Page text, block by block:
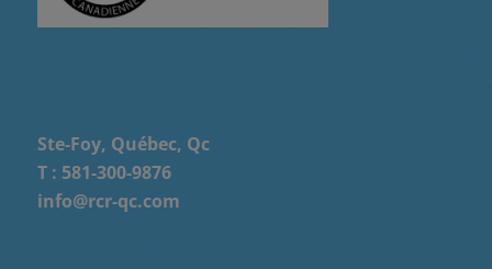
Ste-Foy, Québec, Qc
T : 581-300-9876
info@rcr-qc.com